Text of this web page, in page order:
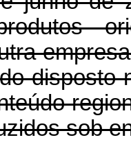
disposto
sob